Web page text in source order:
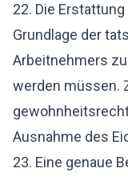
22. Die
Grundlage der
Arbeitnehmers
werden müssen.
Ausnahme des
23. Eine genaue